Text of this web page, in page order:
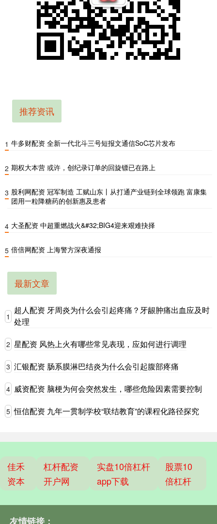
推荐资讯
1 牛多财配资 全新一代北斗三号短报文通信SoC芯片发布
2 期权大本营 或许，创纪录订单的回旋镖已在路上
3 股利网配资 冠军制造 工赋山东丨从打通产业链到全球领跑 富康集
团用一粒降糖药的创新惠及患者
4 大圣配资 中超重燃战火&#32;BIG4迎来艰难抉择
5 倍倍网配资 上海警方深夜通报
最新文章
1
超人配资 牙周炎为什么会引起疼痛？牙龈肿痛出血应及时
处理
2 星配资 风热上火有哪些常见表现，应如何进行调理
3 汇银配资 肠系膜淋巴结炎为什么会引起腹部疼痛
4 威资配资 脑梗为何会突然发生，哪些危险因素需要控制
5 恒信配资 九年一贯制学校“联结教育”的课程化路径探究
佳禾
资本
杠杆配资
开户网
实盘10倍杠杆
app下载
股票10
倍杠杆
友情链接：